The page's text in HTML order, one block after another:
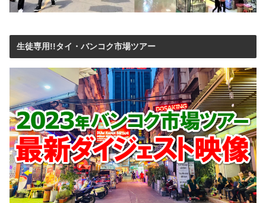
生徒専用!!タイ・バンコク市場ツアー